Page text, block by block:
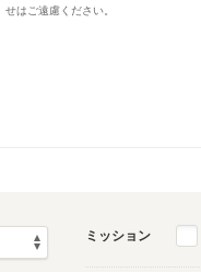
せはご遠慮ください。
ミッション